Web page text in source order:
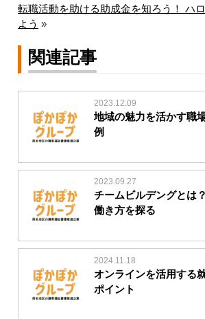
転職活動を助ける助成金を知ろう！ ハ
よう »
関連記事
2023.12.09
地域の魅力を活かす職
例
2023.09.27
チームビルデングとは
働き方を探る
2024.11.18
オンラインを活用する
ポイント